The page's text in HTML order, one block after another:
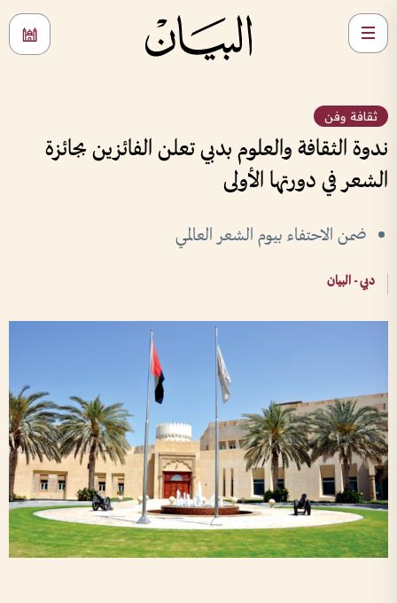
ثقافة وفن
ندوة الثقافة والعلوم بدبي تعلن الفائزين بجائزة
الشعر في دورتها الأولى
ضمن الاحتفاء بيوم الشعر العالمي
دبي - البيان